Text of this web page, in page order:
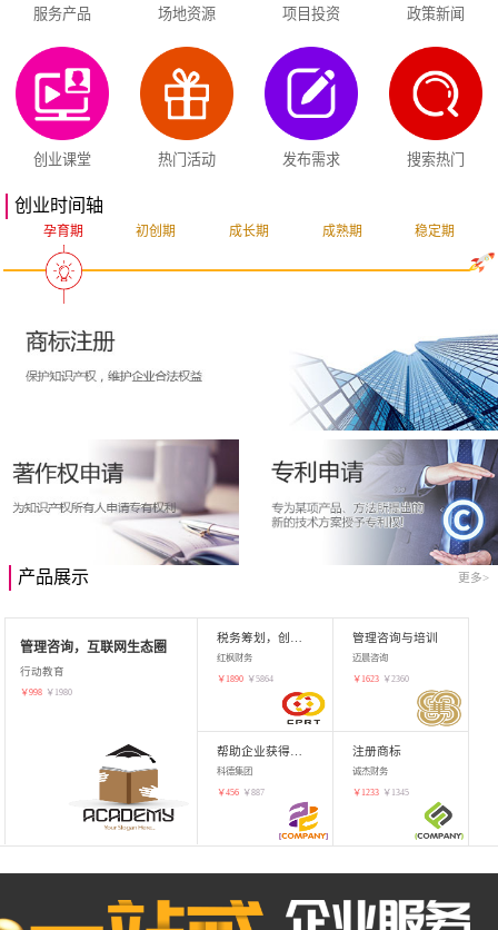
服务产品 场地资源 项目投资 政策新闻
创业课堂 热门活动 发布需求 搜索热门
创业时间轴
孕育期 初创期 成长期 成熟期 稳定期
产品展示 更多>
管理咨询，互联网生态圈
行动教育
￥998 ￥ 1980
红枫财务
￥ 1890 ￥5864
管理咨询与培训
迈晨咨询
￥ 1623 ￥2360
科德集团
￥456 ￥887
注册商标
诚杰财务
￥ 1233 ￥ 1345